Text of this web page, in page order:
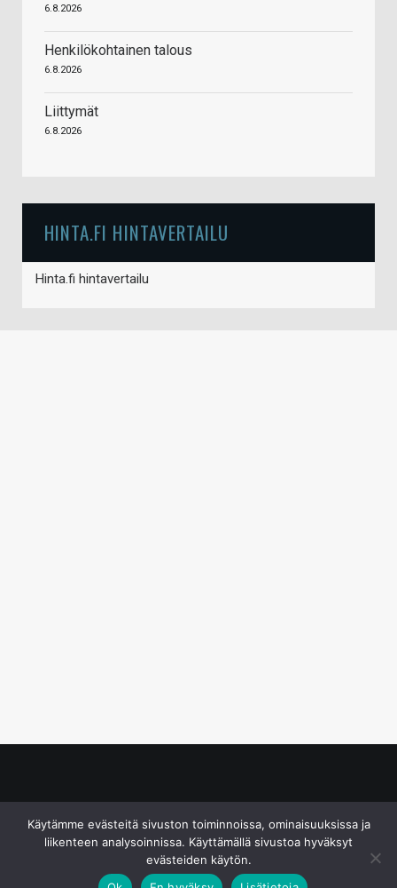
6.8.2026
Henkilökohtainen talous
6.8.2026
Liittymät
6.8.2026
HINTA.FI HINTAVERTAILU
Hinta.fi hintavertailu
Käytämme evästeitä sivuston toiminnoissa, ominaisuuksissa ja
liikenteen analysoinnissa. Käyttämällä sivustoa hyväksyt
evästeiden käytön.